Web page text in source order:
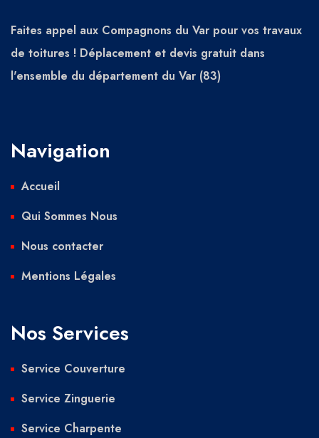
Faites appel aux Compagnons du Var pour vos travaux
de toitures ! Déplacement et devis gratuit dans
l'ensemble du département du Var (83)
Navigation
Accueil
Qui Sommes Nous
Nous contacter
Mentions Légales
Nos Services
Service Couverture
Service Zinguerie
Service Charpente